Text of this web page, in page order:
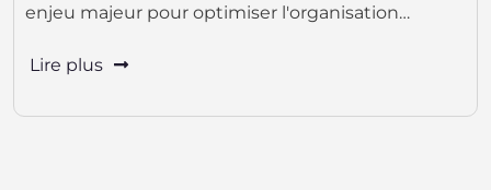
enjeu majeur pour optimiser l'organisation…
Lire plus